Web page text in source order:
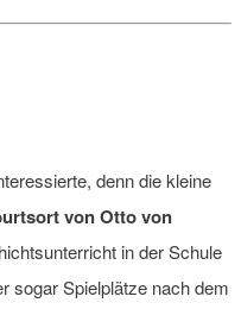
denn die kleine
von Otto von
in der Schule
sogar Spielplätze nach dem